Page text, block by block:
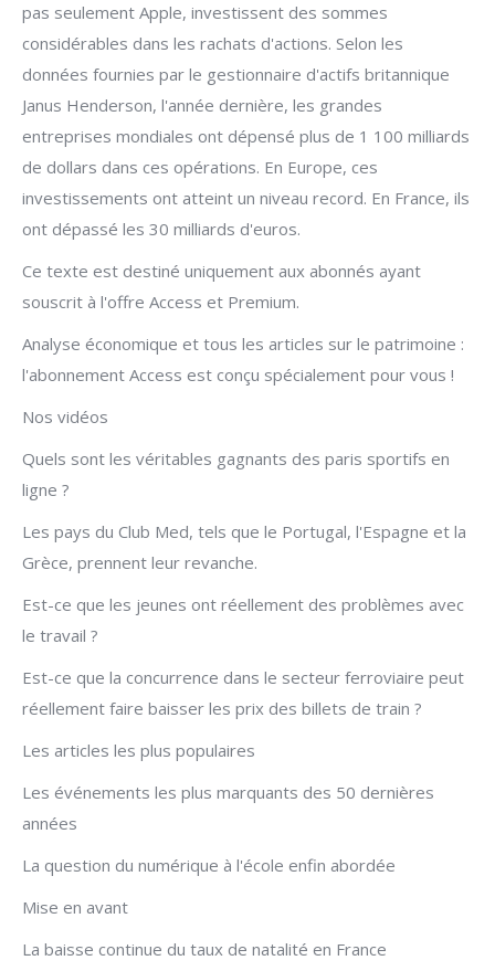
pas seulement Apple, investissent des sommes
considérables dans les rachats d'actions. Selon les
données fournies par le gestionnaire d'actifs britannique
Janus Henderson, l'année dernière, les grandes
entreprises mondiales ont dépensé plus de 1 100 milliards
de dollars dans ces opérations. En Europe, ces
investissements ont atteint un niveau record. En France, ils
ont dépassé les 30 milliards d'euros.
Ce texte est destiné uniquement aux abonnés ayant
souscrit à l'offre Access et Premium.
Analyse économique et tous les articles sur le patrimoine :
l'abonnement Access est conçu spécialement pour vous !
Nos vidéos
Quels sont les véritables gagnants des paris sportifs en
ligne ?
Les pays du Club Med, tels que le Portugal, l'Espagne et la
Grèce, prennent leur revanche.
Est-ce que les jeunes ont réellement des problèmes avec
le travail ?
Est-ce que la concurrence dans le secteur ferroviaire peut
réellement faire baisser les prix des billets de train ?
Les articles les plus populaires
Les événements les plus marquants des 50 dernières
années
La question du numérique à l'école enfin abordée
Mise en avant
La baisse continue du taux de natalité en France